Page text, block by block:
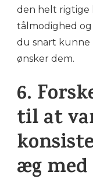
den helt rigtige
tålmodighed og
du snart kunne
ønsker dem.
6.
til at
æg